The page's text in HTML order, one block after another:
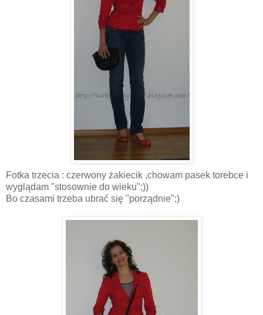
Fotka trzecia : czerwony żakiecik ,chowam pasek torebce i
wyglądam "stosownie do wieku";))
Bo czasami trzeba ubrać się "porządnie";)